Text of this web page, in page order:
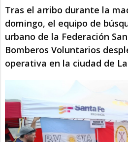
Jue Vie
Tras el arribo durante la
domingo, el equipo de
urbano de la Federación
Bomberos Voluntarios
operativa en la ciudad de